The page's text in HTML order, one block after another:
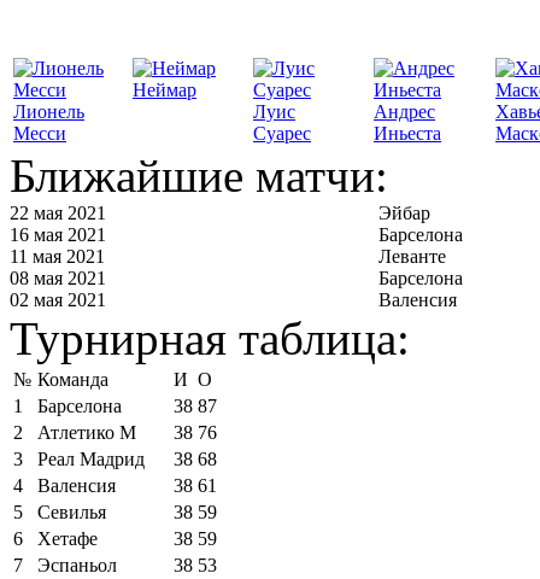
Лионель
Месси
Неймар
Луис
Суарес
Андрес
Иньеста
Ближайшие матчи:
22 мая 2021
Эйбар
16 мая 2021
Барселона
11 мая 2021
Леванте
08 мая 2021
Барселона
02 мая 2021
Валенсия
Турнирная таблица:
№ Команда И О
1
Барселона 38 87
2
Атлетико М 38 76
3
Реал Мадрид 38 68
4
Валенсия 38 61
5
Севилья 38 59
6
Хетафе 38 59
7
Эспаньол 38 53